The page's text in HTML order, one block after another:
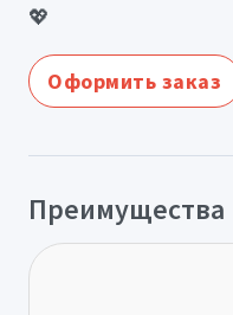
💖
Оформить заказ
Преимущества